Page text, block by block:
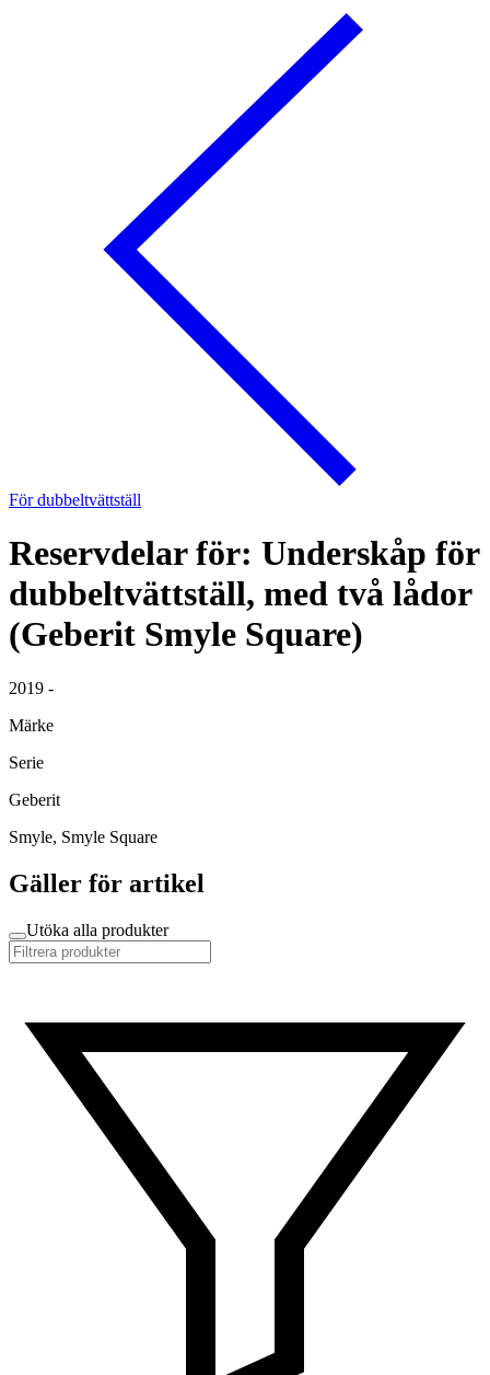
För dubbeltvättställ
Reservdelar för: Underskåp för
dubbeltvättställ, med två lådor
(Geberit Smyle Square)
2019 -
Märke
Serie
Geberit
Smyle, Smyle Square
Gäller för artikel
Utöka alla produkter